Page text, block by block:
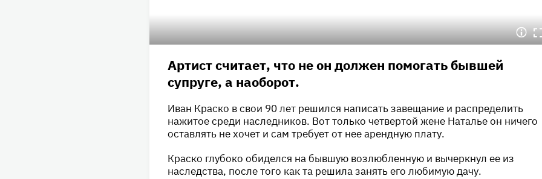
Артист считает, что не он должен помогать бывшей
супруге, а наоборот.
Иван Краско в свои 90 лет решился написать завещание и распределить
нажитое среди наследников. Вот только четвертой жене Наталье он ничего
оставлять не хочет и сам требует от нее арендную плату.
Краско глубоко обиделся на бывшую возлюбленную и вычеркнул ее из
наследства, после того как та решила занять его любимую дачу.